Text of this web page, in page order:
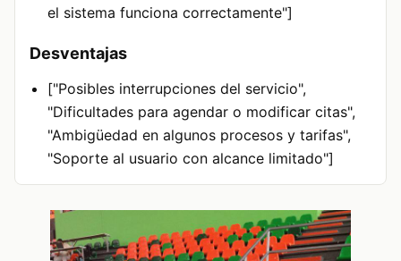
el sistema funciona correctamente"]
Desventajas
["Posibles interrupciones del servicio",
"Dificultades para agendar o modificar citas",
"Ambigüedad en algunos procesos y tarifas",
"Soporte al usuario con alcance limitado"]